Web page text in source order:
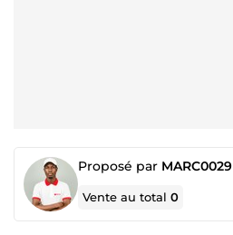
Proposé par MARC0029
Vente au total0